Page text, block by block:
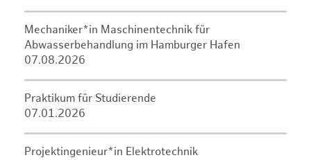
Mechaniker*in Maschinentechnik für
Abwasserbehandlung im Hamburger Hafen
07.08.2026
Praktikum für Studierende
07.01.2026
Projektingenieur*in Elektrotechnik